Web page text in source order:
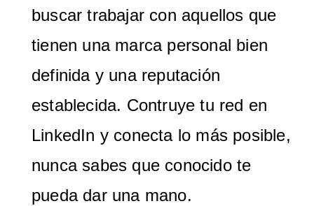
buscar trabajar con aquellos que
tienen una marca personal bien
definida y una reputación
establecida. Contruye tu red en
LinkedIn y conecta lo más posible,
nunca sabes que conocido te
pueda dar una mano.